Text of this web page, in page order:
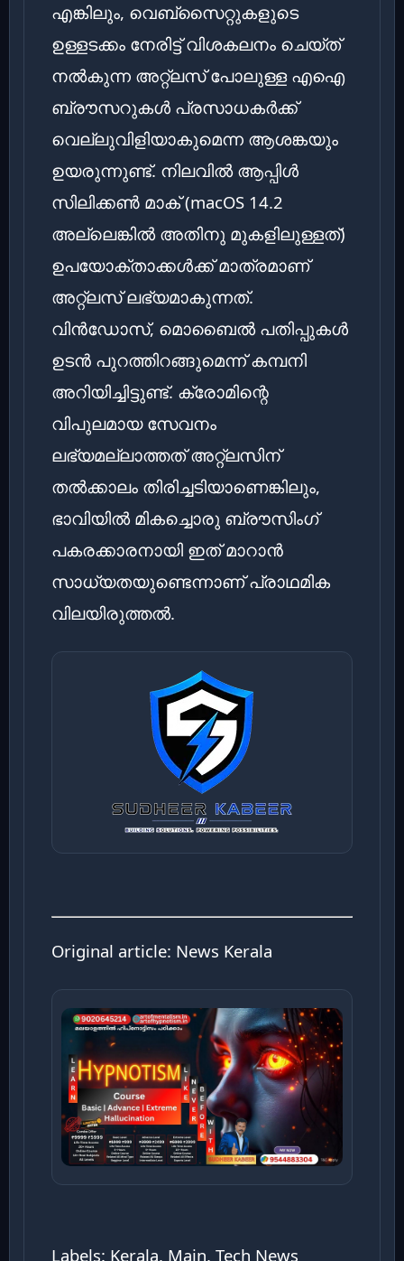
എങ്കിലും, വെബ്സൈറ്റുകളുടെ
ഉള്ളടക്കം നേരിട്ട് വിശകലനം ചെയ്ത്
നൽകുന്ന അറ്റ്‌ലസ് പോലുള്ള എഐ
ബ്രൗസറുകൾ പ്രസാധകർക്ക്
വെല്ലുവിളിയാകുമെന്ന ആശങ്കയും
ഉയരുന്നുണ്ട്. നിലവിൽ ആപ്പിൾ
സിലിക്കൺ മാക് (macOS 14.2
അല്ലെങ്കിൽ അതിനു മുകളിലുള്ളത്)
ഉപയോക്താക്കൾക്ക് മാത്രമാണ്
അറ്റ്‌ലസ് ലഭ്യമാകുന്നത്.
വിൻഡോസ്, മൊബൈൽ പതിപ്പുകൾ
ഉടൻ പുറത്തിറങ്ങുമെന്ന് കമ്പനി
അറിയിച്ചിട്ടുണ്ട്. ക്രോമിന്റെ
വിപുലമായ സേവനം
ലഭ്യമല്ലാത്തത് അറ്റ്‌ലസിന്
തൽക്കാലം തിരിച്ചടിയാണെങ്കിലും,
ഭാവിയിൽ മികച്ചൊരു ബ്രൗസിംഗ്
പകരക്കാരനായി ഇത് മാറാൻ
സാധ്യതയുണ്ടെന്നാണ് പ്രാഥമിക
വിലയിരുത്തൽ.
Original article: News Kerala
Labels: Kerala, Main, Tech News